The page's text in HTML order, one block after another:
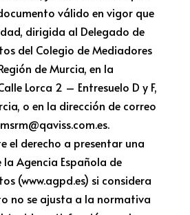
válido en vigor que
dirigida al Delegado de
del Colegio de Mediadores
de Murcia, en la
Lorca 2 – Entresuelo D y F,
o en la dirección de correo
el derecho a presentar una
Agencia Española de
(www.agpd.es) si considera
no se ajusta a la normativa